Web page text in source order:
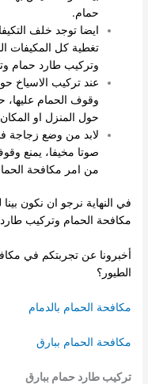
حمام.
ايضا توجد خلف
تغطية كل المكيفات
وتركيب طارد حمام
عند تركيب الاسياخ
وقوف الحمام
حول المنزل او
لابد من وضع زجاجة
صوتا مخيفا، يمنع
من امر مكافحة
في النهاية نرجو ان نكون
مكافحة الحمام وتركيب
أخبرونا عن تجربتكم في
الطيور؟
مكافحة الحمام بالدمام
مكافحة الحمام ببارق
تركيب طارد حمام ببارق